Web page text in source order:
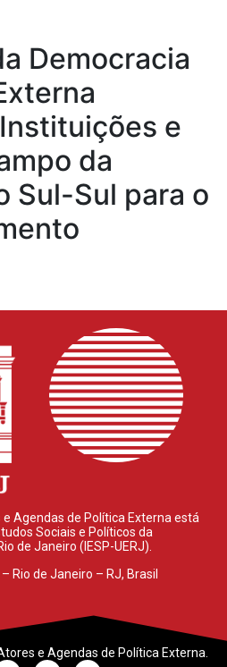
Democracia
e
da
Sul-Sul para o
Agendas de Política Externa está
Sociais e Políticos da
de Janeiro (IESP-UERJ).
Rio de Janeiro – RJ, Brasil
e Agendas de Política Externa.